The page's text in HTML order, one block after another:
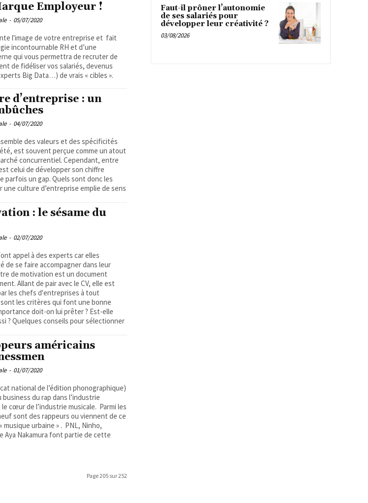
Employeur !
- 05/07/2020
l'image de votre entreprise et fait
incontournable RH et d’une
qui vous permettra de recruter de
de fidéliser vos salariés, devenus
Big Data…) de vrais « cibles ».
d’entreprise : un
- 04/07/2020
des valeurs et des spécificités
est souvent perçue comme un atout
concurrentiel. Cependant, entre
celui de développer son chiffre
parfois un gap. Quels sont donc les
culture d’entreprise emplie de sens
: le sésame du
- 02/07/2020
appel à des experts car elles
de se faire accompagner dans leur
de motivation est un document
Allant de pair avec le CV, elle est
les chefs d'entreprises à tout
les critères qui font une bonne
doit-on lui prêter ? Est-elle
? Quelques conseils pour sélectionner
américains
- 01/07/2020
national de l’édition phonographique)
du rap dans l’industrie
cœur de l’industrie musicale. Parmi les
sont des rappeurs ou viennent de ce
musique urbaine » . PNL, Ninho,
Aya Nakamura font partie de cette
Page 205 sur 252
Faut-il prôner l’autonomie
de ses salariés pour
développer leur créativité ?
03/08/2026